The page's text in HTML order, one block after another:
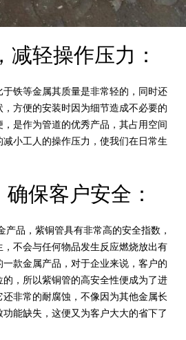
轻操作压力：
铁等金属其质量是非常轻的，同时还
方便的安装时因为细节造成不必要的
是作为管道的优秀产品，其占用空间
小工人的操作压力，使我们在日常生
保客户安全：
品，紫铜管具有非常高的安全指数，
不会与任何物品发生反应燃烧放出有
款金属产品，对于企业来说，客户的
，所以紫铜管的高安全性便成为了进
非常的耐腐蚀，不像因为其他金属长
能缺失，这便又为客户大大的省下了